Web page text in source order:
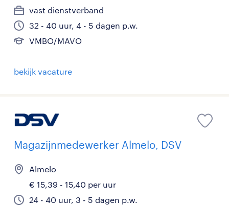
vast dienstverband
32 - 40 uur, 4 - 5 dagen p.w.
VMBO/MAVO
bekijk vacature
Magazijnmedewerker Almelo, DSV
Almelo
€ 15,39 - 15,40 per uur
24 - 40 uur, 3 - 5 dagen p.w.